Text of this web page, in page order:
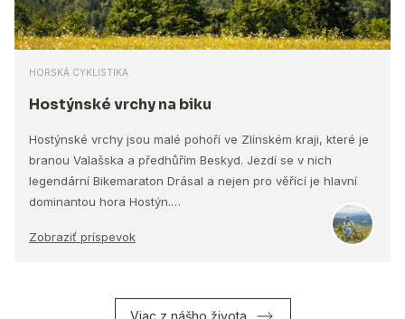
HORSKÁ CYKLISTIKA
Hostýnské vrchy na biku
Hostýnské vrchy jsou malé pohoří ve Zlínském kraji, které je
branou Valašska a předhůřím Beskyd. Jezdí se v nich
legendární Bikemaraton Drásal a nejen pro věřící je hlavní
dominantou hora Hostýn.…
Zobraziť príspevok